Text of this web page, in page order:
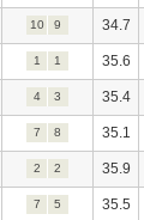
10 9 34.7
1 1 35.6
4 3 35.4
7 8 35.1
2 2 35.9
7 5 35.5